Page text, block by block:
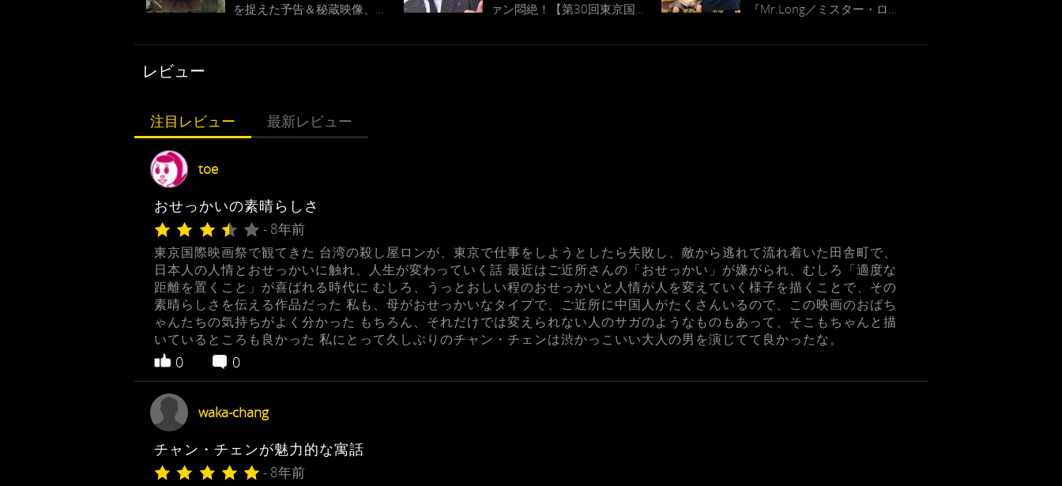
を捉えた予告＆秘蔵映像、青
ァン悶絶！【第30回東京国際
『Mr.Long／ミスター・ロ
レビュー
注目レビュー 最新レビュー
toe
おせっかいの素晴らしさ
- 8年前
東京国際映画祭で観てきた 台湾の殺し屋ロンが、東京で仕事をしようとしたら失敗し、敵から逃れて流れ着いた田舎町で、
日本人の人情とおせっかいに触れ、人生が変わっていく話 最近はご近所さんの「おせっかい」が嫌がられ、むしろ「適度な
距離を置くこと」が喜ばれる時代に むしろ、うっとおしい程のおせっかいと人情が人を変えていく様子を描くことで、その
素晴らしさを伝える作品だった 私も、母がおせっかいなタイプで、ご近所に中国人がたくさんいるので、この映画のおばち
ゃんたちの気持ちがよく分かった もちろん、それだけでは変えられない人のサガのようなものもあって、そこもちゃんと描
いているところも良かった 私にとって久しぶりのチャン・チェンは渋かっこいい大人の男を演じてて良かったな。
0 0
waka-chang
チャン・チェンが魅力的な寓話
- 8年前